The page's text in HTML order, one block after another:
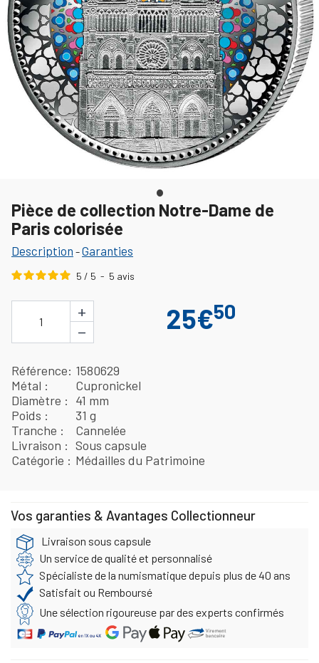
Pièce de collection Notre-Dame de
Paris colorisée
Description -Garanties
5 / 5 - 5 avis
1
+
−
25€50
Référence 1580629
Métal
Cupronickel
Diamètre
41 mm
Poids
31 g
Tranche
Cannelée
Livraison
Sous capsule
Catégorie
Médailles du Patrimoine
Vos garanties & Avantages Collectionneur
Livraison sous capsule
Un service de qualité et personnalisé
Spécialiste de la numismatique depuis plus de 40 ans
Satisfait ou Remboursé
Une sélection rigoureuse par des experts confirmés